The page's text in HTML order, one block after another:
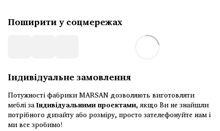
Поширити у соцмережах
Індивідуальне замовлення
Потужності фабрики MARSAN дозволяють виготовляти
меблі заІндивідуальними проектами, якщо Ви не знайшли
потрібного дизайту або розміру, просто зателефонуйте нам і
ми все зробимо!